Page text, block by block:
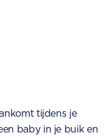
tijdens je
baby in je buik en